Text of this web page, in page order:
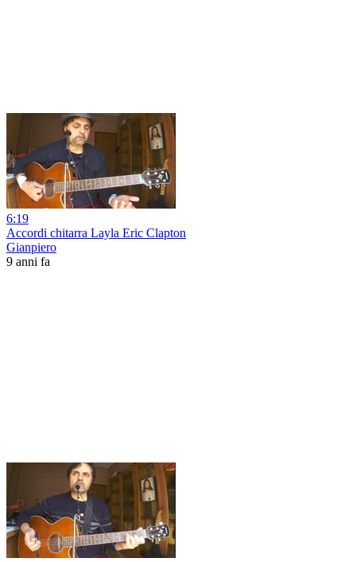
6:19
Accordi chitarra Layla Eric Clapton
Gianpiero
9 anni fa